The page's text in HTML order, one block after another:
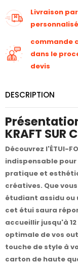
Livraison
commande
dans le
devis
DESCRIPTION
Présentation
KRAFT SUR
Découvrez l'ÉTUI-
indispensable
pratique et
créatives. Que
étudiant assidu ou
cet étui saura
accueillir jusqu'à
optimale de vos
touche de style à
carton de haute